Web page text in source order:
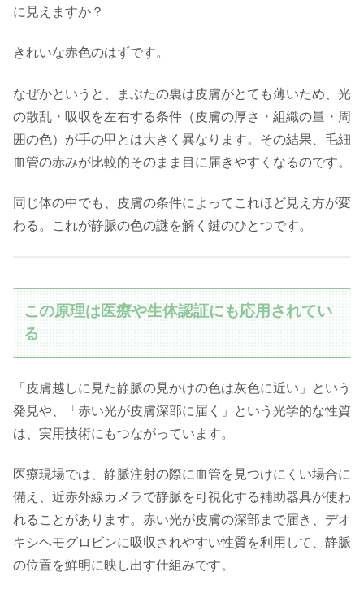
に見えますか？
きれいな赤色のはずです。
なぜかというと、まぶたの裏は皮膚がとても薄いため、光
の散乱・吸収を左右する条件（皮膚の厚さ・組織の量・周
囲の色）が手の甲とは大きく異なります。その結果、毛細
血管の赤みが比較的そのまま目に届きやすくなるのです。
同じ体の中でも、皮膚の条件によってこれほど見え方が変
わる。これが静脈の色の謎を解く鍵のひとつです。
この原理は医療や生体認証にも応用されてい
る
「皮膚越しに見た静脈の見かけの色は灰色に近い」という
発見や、「赤い光が皮膚深部に届く」という光学的な性質
は、実用技術にもつながっています。
医療現場では、静脈注射の際に血管を見つけにくい場合に
備え、近赤外線カメラで静脈を可視化する補助器具が使わ
れることがあります。赤い光が皮膚の深部まで届き、デオ
キシヘモグロビンに吸収されやすい性質を利用して、静脈
の位置を鮮明に映し出す仕組みです。